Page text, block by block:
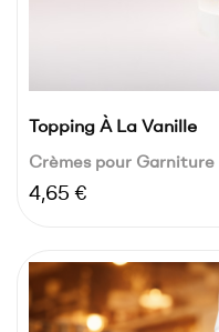
Topping À La Vanille
Crèmes pour Garniture
Prix
4,65 €